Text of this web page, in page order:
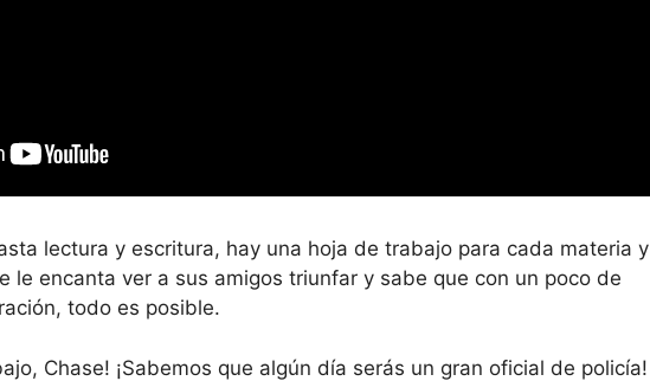
lectura y escritura, hay una hoja de trabajo para cada materia y
le encanta ver a sus amigos triunfar y sabe que con un poco de
todo es posible.
Chase! ¡Sabemos que algún día serás un gran oficial de policía!